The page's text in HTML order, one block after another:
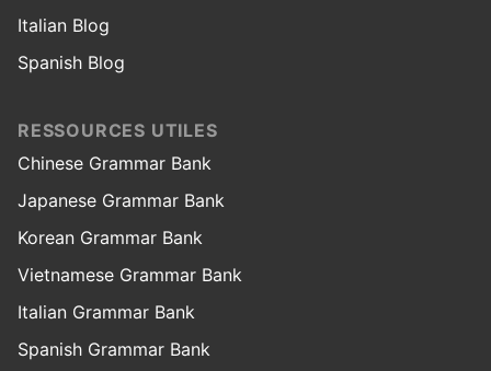
Italian Blog
Spanish Blog
RESSOURCES UTILES
Chinese Grammar Bank
Japanese Grammar Bank
Korean Grammar Bank
Vietnamese Grammar Bank
Italian Grammar Bank
Spanish Grammar Bank